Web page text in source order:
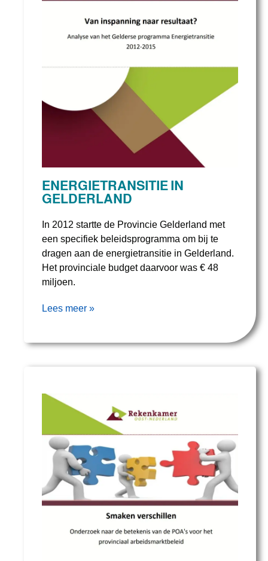
ENERGIETRANSITIE IN
GELDERLAND
In 2012 startte de Provincie Gelderland met
een specifiek beleidsprogramma om bij te
dragen aan de energietransitie in Gelderland.
Het provinciale budget daarvoor was € 48
miljoen.
Lees meer »